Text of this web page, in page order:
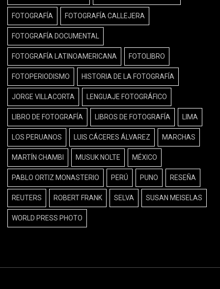
FOTOGRAFÍA FOTOGRAFÍA CALLEJERA
FOTOGRAFÍA DOCUMENTAL
FOTOGRAFÍA LATINOAMERICANA FOTOLIBRO
FOTOPERIODISMO HISTORIA DE LA FOTOGRAFÍA
JORGE VILLACORTA LENGUAJE FOTOGRÁFICO
LIBRO DE FOTOGRAFÍA LIBROS DE FOTOGRAFÍA LIMA
LOS PERUANOS LUIS CÁCERES ÁLVAREZ MARCHAS
MARTÍN CHAMBI MUSUK NOLTE MÉXICO
PABLO ORTIZ MONASTERIO PERÚ PUNO RESEÑA
REUTERS ROBERT FRANK SELVA SUSAN MEISELAS
WORLD PRESS PHOTO